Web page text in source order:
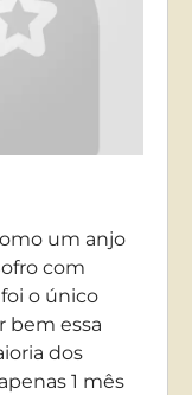
um anjo
com
o único
bem essa
dos
1 mês